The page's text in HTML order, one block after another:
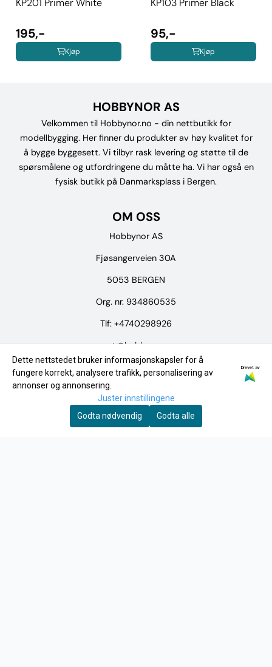
195,-
Kjøp
95,-
Kjøp
HOBBYNOR AS
Velkommen til Hobbynor.no - din nettbutikk for
modellbygging. Her finner du produkter av høy kvalitet for
å bygge byggesett. Vi tilbyr rask levering og støtte til de
spørsmålene og utfordringene du måtte ha. Vi har også en
fysisk butikk på Danmarksplass i Bergen.
OM OSS
Hobbynor AS
Fjøsangerveien 30A
5053 BERGEN
Org. nr. 934860535
Tlf: +4740298926
post@hobbynor.no
Meny
Merker
Tilbud
Dette nettstedet bruker informasjonskapsler for å
fungere korrekt, analysere trafikk, personalisering av
annonser og annonsering.
Drevet av
Juster innstillingene
Godta nødvendig
Godta alle